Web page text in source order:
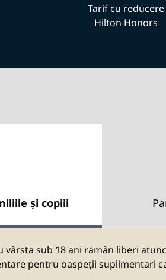
Tarif cu reducere
Hilton Honors
și copiii
vârsta sub 18 ani rămân liberi
pentru oaspeții suplimentari